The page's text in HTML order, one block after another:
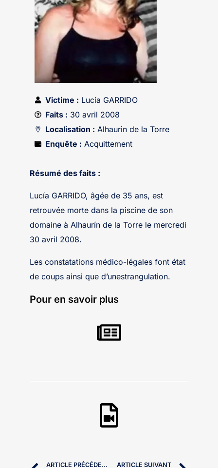
Victime : Lucía GARRIDO
Faits : 30 avril 2008
Localisation : Alhaurin de la Torre
Enquête : Acquittement
Résumé des faits :
Lucía GARRIDO, âgée de 35 ans, est
retrouvée morte dans la piscine de son
domaine à Alhaurín de la Torre le mercredi
30 avril 2008.
Les constatations médico-légales font état
de coups ainsi que d’unestrangulation.
Pour en savoir plus
ARTICLE PRÉCÉDENT ARTICLE SUIVANT